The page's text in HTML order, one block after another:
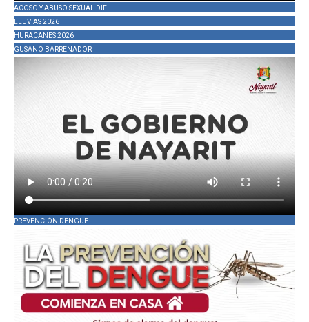
ACOSO Y ABUSO SEXUAL DIF
LLUVIAS 2026
HURACANES 2026
GUSANO BARRENADOR
PREVENCIÓN DENGUE